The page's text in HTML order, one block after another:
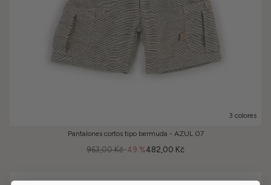
3 colores
Pantalones cortos tipo bermuda - AZUL 07
-49 %
963,00 Kč 482,00 Kč